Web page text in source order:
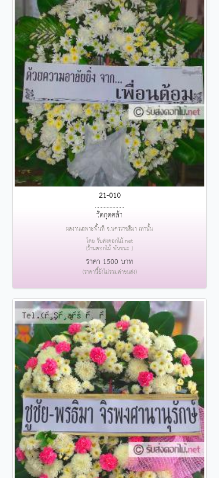
21-010
....................
วัดกุดคล้า
ผลงานเฉพาะพื้นที่ จ.นครราชสีมา เท่านั้น
โดย รับส่งดอกไม้.net
(ร้านดอกไม้ พันชนะ )
ราคา 1500 บาท
(ราคานี้ยังไม่รวมค่าขนส่ง)